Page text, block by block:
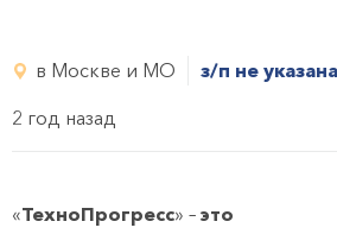
в Москве и МО
з/п не указана
2 год назад
«ТехноПрогресс» – это